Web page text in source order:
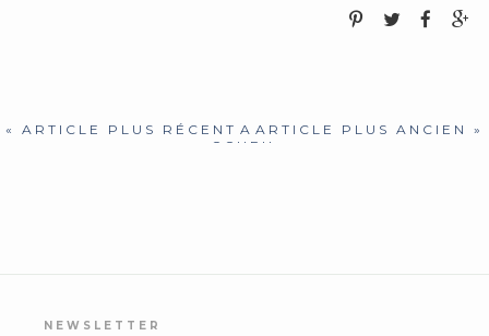
« ARTICLE PLUS RÉCENT ARTICLE PLUS ANCIEN »
A
CCUEIL
NEWSLETTER